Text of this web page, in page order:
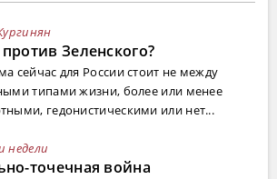
Зеленского?
сейчас для России стоит не между
типами жизни, более или менее
гедонистическими или нет...
недели
точечная война